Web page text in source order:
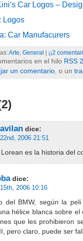
Car Logos –
Logos
Car Manufacurers
Arte, General ¡¡2
en el hilo RSS
un comentario, o un
dice:
2006 21:51
es la historia del
dice:
2006 10:16
del BMW, según la peli
hélice blanca sobre
que les prohibieron
pero claro, puede ser